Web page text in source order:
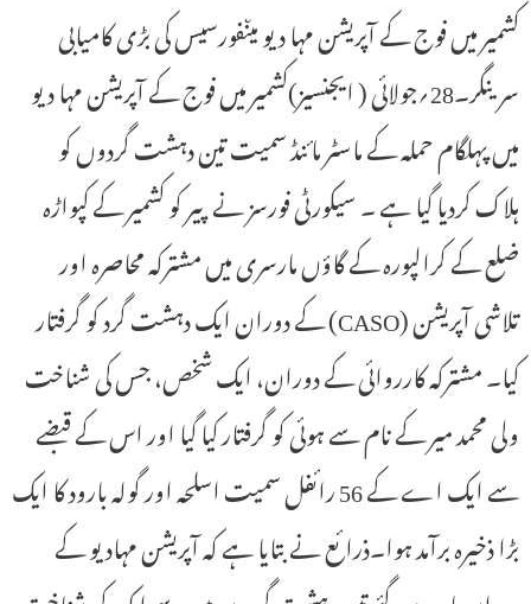
کشمیر میں فوج کے آپریشن مہا دیو میںفورسیس کی بڑی کامیابی
سرینگر۔28؍جولائی ( ایجنسیز)کشمیر میں فوج کے آپریشن مہا دیو
میں پہلگام حملہ کے ماسٹر مائنڈ سمیت تین دہشت گردوں کو
ہلاک کردیا گیا ہے ۔ سیکورٹی فورسز نے پیر کو کشمیر کے کپواڑہ
ضلع کے کرالپورہ کے گاؤں مارسری میں مشترکہ محاصرہ اور
تلاشی آپریشن (CASO) کے دوران ایک دہشت گرد کو گرفتار
کیا۔ مشترکہ کارروائی کے دوران، ایک شخص، جس کی شناخت
ولی محمد میر کے نام سے ہوئی کو گرفتار کیا گیا اور اس کے قبضے
سے ایک اے کے 56 رائفل سمیت اسلحہ اور گولہ بارود کا ایک
بڑا ذخیرہ برآمد ہوا۔ذرائع نے بتایا ہے کہ آپریشن مہادیو کے